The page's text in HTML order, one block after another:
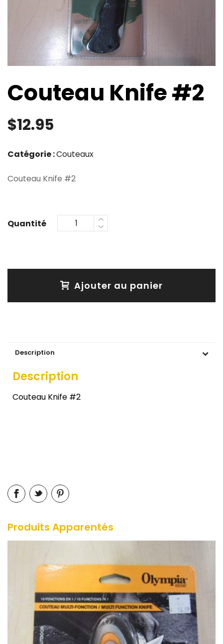
Couteau Knife #2
$12.95
Catégorie :Couteaux
Couteau Knife #2
Ajouter au panier
Description
Description
Couteau Knife #2
Produits Apparentés